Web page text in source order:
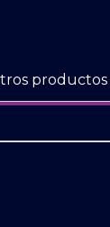
productos